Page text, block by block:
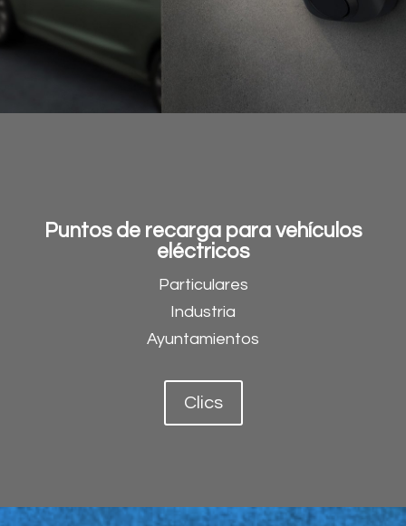
Puntos de recarga para vehículos
eléctricos
Particulares
Industria
Ayuntamientos
Clics